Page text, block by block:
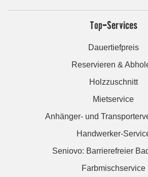
Top-Services
Dauertiefpreis
Reservieren &
Holzzuschnitt
Mietservice
Anhänger- und
Handwerker-
Seniovo: Barrierefreier
Farbmischservice